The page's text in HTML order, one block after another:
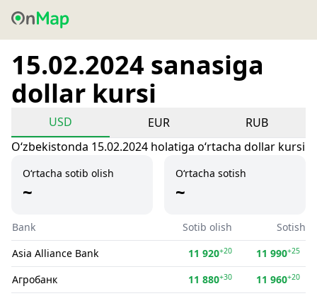
15.02.2024 sanasiga
dollar kursi
USD EUR
RUB
Oʻzbekistonda 15.02.2024 holatiga oʻrtacha dollar kursi
O‘rtacha sotib olish
~
O‘rtacha sotish
~
Bank Sotib olish
Sotish
Asia Alliance Bank
11 920+20 11 990+25
Агробанк 11 880+30 11 960+20